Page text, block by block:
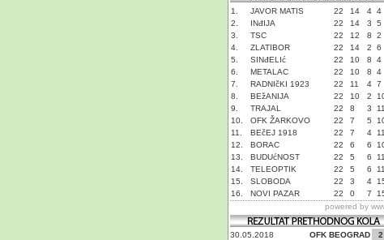
1. JAVOR MATIS 22 14 4 4
2.
INđIJA 22 14 3 5
3.
TSC 22 12 8 2
4.
ZLATIBOR 22 14 2 6
5.
SINđELIć 22 10 8 4
6.
METALAC 22 10 8 4
7.
RADNIčKI 1923 22 11 4 7
8.
BEžANIJA 22 10 2
9.
TRAJAL 22 8 3 11
10.
OFK ŽARKOVO 22 7 5
11.
BEčEJ 1918 22 7 4 11
12.
BORAC 22 6 6
13.
BUDUćNOST 22 5 6 11
14.
TELEOPTIK 22 5 6 11
15.
SLOBODA 22 3 4
16.
NOVI PAZAR 22 0 7
powered by
30.05.2018 OFK BEOGRAD 2